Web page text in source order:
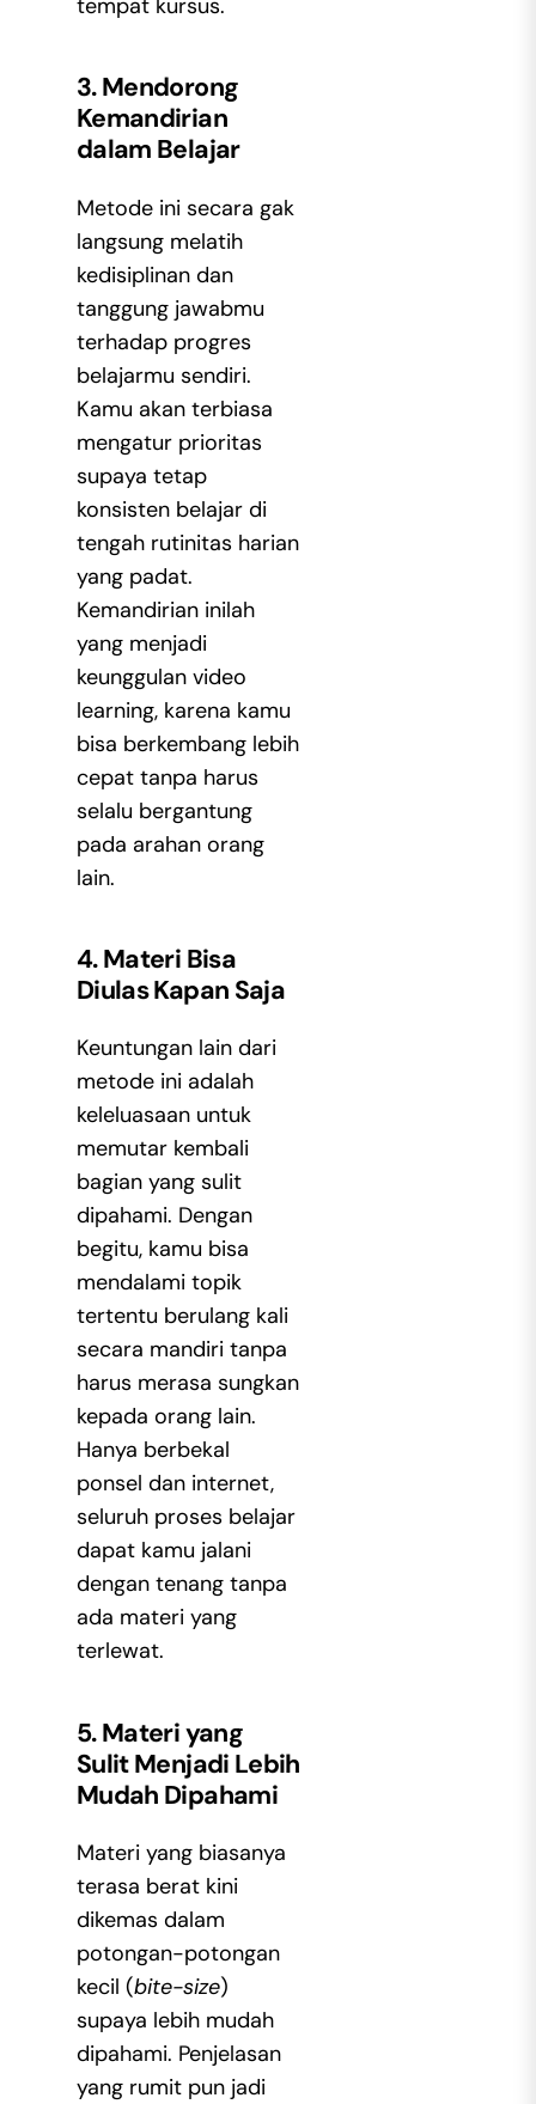
3. Mendorong
Kemandirian
dalam Belajar
Metode ini secara gak
langsung melatih
kedisiplinan dan
tanggung jawabmu
terhadap progres
belajarmu sendiri.
Kamu akan terbiasa
mengatur prioritas
supaya tetap
konsisten belajar di
tengah rutinitas harian
yang padat.
Kemandirian inilah
yang menjadi
keunggulan video
learning, karena kamu
bisa berkembang lebih
cepat tanpa harus
selalu bergantung
pada arahan orang
lain.
4. Materi Bisa
Diulas Kapan Saja
Keuntungan lain dari
metode ini adalah
keleluasaan untuk
memutar kembali
bagian yang sulit
dipahami. Dengan
begitu, kamu bisa
mendalami topik
tertentu berulang kali
secara mandiri tanpa
harus merasa sungkan
kepada orang lain.
Hanya berbekal
ponsel dan internet,
seluruh proses belajar
dapat kamu jalani
dengan tenang tanpa
ada materi yang
terlewat.
5. Materi yang
Sulit Menjadi Lebih
Mudah Dipahami
Materi yang biasanya
terasa berat kini
dikemas dalam
potongan-potongan
kecil (bite-size)
supaya lebih mudah
dipahami. Penjelasan
yang rumit pun jadi